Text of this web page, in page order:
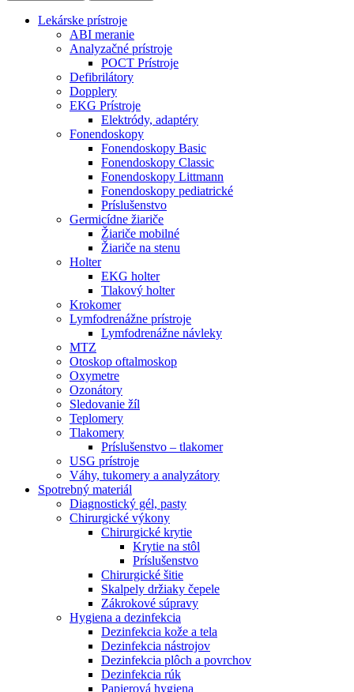
Lekárske prístroje
ABI meranie
Analyzačné prístroje
POCT Prístroje
Defibrilátory
Dopplery
EKG Prístroje
Elektródy, adaptéry
Fonendoskopy
Fonendoskopy Basic
Fonendoskopy Classic
Fonendoskopy Littmann
Fonendoskopy pediatrické
Príslušenstvo
Germicídne žiariče
Žiariče mobilné
Žiariče na stenu
Holter
EKG holter
Tlakový holter
Krokomer
Lymfodrenážne prístroje
Lymfodrenážne návleky
MTZ
Otoskop oftalmoskop
Oxymetre
Ozonátory
Sledovanie žíl
Teplomery
Tlakomery
Príslušenstvo – tlakomer
USG prístroje
Váhy, tukomery a analyzátory
Spotrebný materiál
Diagnostický gél, pasty
Chirurgické výkony
Chirurgické krytie
Krytie na stôl
Príslušenstvo
Chirurgické šitie
Skalpely držiaky čepele
Zákrokové súpravy
Hygiena a dezinfekcia
Dezinfekcia kože a tela
Dezinfekcia nástrojov
Dezinfekcia plôch a povrchov
Dezinfekcia rúk
Papierová hygiena